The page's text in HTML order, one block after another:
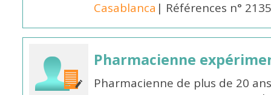
Casablanca | Références n°
Pharmacienne
Pharmacienne de plus de 20